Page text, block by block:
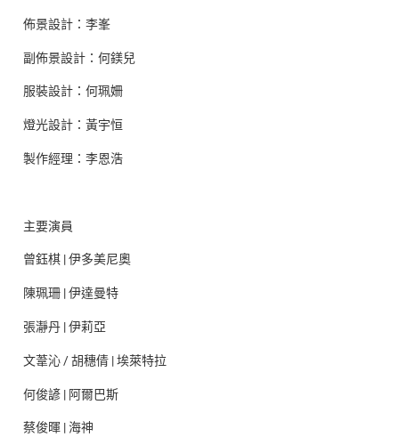
佈景設計：李峯
副佈景設計：何鎂兒
服裝設計：何珮姍
燈光設計：黃宇恒
製作經理：李恩浩
主要演員
曾鈺棋 | 伊多美尼奧
陳珮珊 | 伊達曼特
張瀞丹 | 伊莉亞
文葦沁 / 胡穗倩 | 埃萊特拉
何俊諺 | 阿爾巴斯
蔡俊暉 | 海神